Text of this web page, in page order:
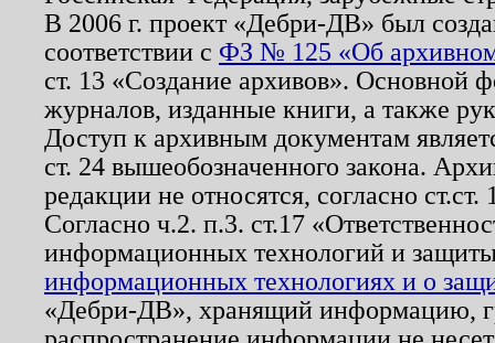
В 2006 г. проект «Дебри-ДВ» был
соответствии с ФЗ № 125 «Об
ст. 13 «Создание архивов». Основной
журналов, изданные книги, а также
Доступ к архивным документам
ст. 24 вышеобозначенного закона.
редакции не относятся, согласно
Согласно ч.2. п.3. ст.17
информационных технологий и
информационных технологиях и о
«Дебри-ДВ», хранящий информацию,